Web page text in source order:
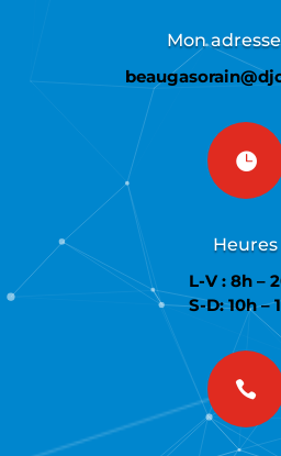
Mon

Heures
L-V : 8h –
S-D: 10h –
